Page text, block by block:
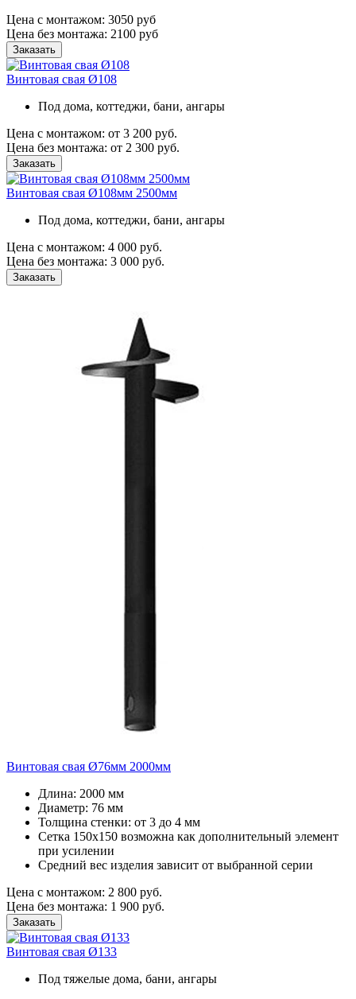
Цена с монтажом: 3050 руб
Цена без монтажа: 2100 руб
Заказать
Винтовая свая Ø108
Под дома, коттеджи, бани, ангары
Цена с монтажом: от 3 200 руб.
Цена без монтажа: от 2 300 руб.
Заказать
Винтовая свая Ø108мм 2500мм
Под дома, коттеджи, бани, ангары
Цена с монтажом: 4 000 руб.
Цена без монтажа: 3 000 руб.
Заказать
Винтовая свая Ø76мм 2000мм
Длина: 2000 мм
Диаметр: 76 мм
Толщина стенки: от 3 до 4 мм
Сетка 150х150 возможна как дополнительный элемент
при усилении
Средний вес изделия зависит от выбранной серии
Цена с монтажом: 2 800 руб.
Цена без монтажа: 1 900 руб.
Заказать
Винтовая свая Ø133
Под тяжелые дома, бани, ангары